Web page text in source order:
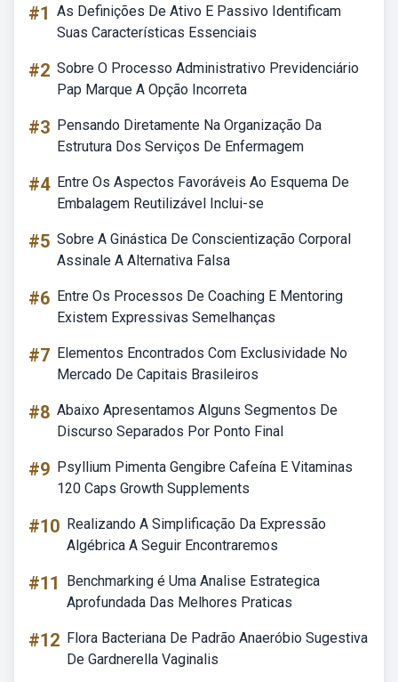
#1 As Definições De Ativo E Passivo Identificam
Suas Características Essenciais
#2 Sobre O Processo Administrativo Previdenciário
Pap Marque A Opção Incorreta
#3 Pensando Diretamente Na Organização Da
Estrutura Dos Serviços De Enfermagem
#4 Entre Os Aspectos Favoráveis Ao Esquema De
Embalagem Reutilizável Inclui-se
#5 Sobre A Ginástica De Conscientização Corporal
Assinale A Alternativa Falsa
#6 Entre Os Processos De Coaching E Mentoring
Existem Expressivas Semelhanças
#7 Elementos Encontrados Com Exclusividade No
Mercado De Capitais Brasileiros
#8 Abaixo Apresentamos Alguns Segmentos De
Discurso Separados Por Ponto Final
#9 Psyllium Pimenta Gengibre Cafeína E Vitaminas
120 Caps Growth Supplements
#10 Realizando A Simplificação Da Expressão
Algébrica A Seguir Encontraremos
#11
Benchmarking é Uma Analise Estrategica
Aprofundada Das Melhores Praticas
#12 Flora Bacteriana De Padrão Anaeróbio Sugestiva
De Gardnerella Vaginalis